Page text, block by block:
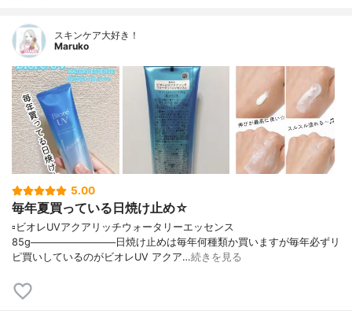
スキンケア大好き！
Maruko
5.00
毎年夏買っている日焼け止め☆
▫️ビオレUVアクアリッチウォータリーエッセンス
85g────────────日焼け止めは毎年何種類か買いますが毎年必ずリ
ピ買いしているのがビオレUV アクア…続きを見る